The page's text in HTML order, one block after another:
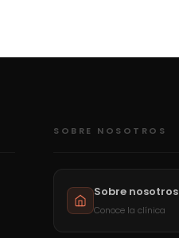
SOBRE NOSOTROS
Sobre nosotros
Conoce la clínica